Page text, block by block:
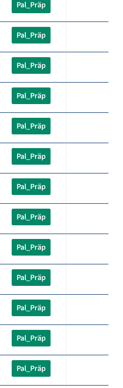
Pal_Präp
Pal_Präp
Pal_Präp
Pal_Präp
Pal_Präp
Pal_Präp
Pal_Präp
Pal_Präp
Pal_Präp
Pal_Präp
Pal_Präp
Pal_Präp
Pal_Präp